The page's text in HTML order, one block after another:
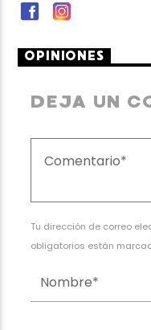
OPINIONES
DEJA UN
Tu dirección de correo
obligatorios están